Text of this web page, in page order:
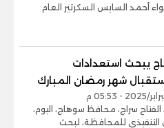
أحمد السايس السكرتير العام
يبحث استعدادات
شهر رمضان المبارك
الفتاح سراج، محافظ سوهاج، اليوم،
للمحافظة، لبحث